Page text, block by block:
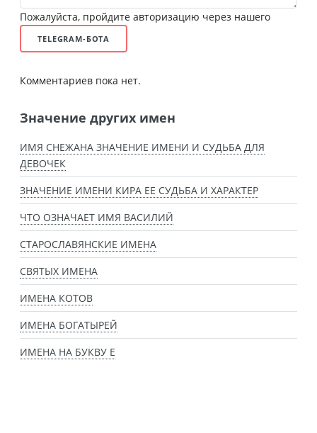
Пожалуйста, пройдите авторизацию через нашего
TELEGRAM-БОТА
Комментариев пока нет.
Значение других имен
ИМЯ СНЕЖАНА ЗНАЧЕНИЕ ИМЕНИ И СУДЬБА ДЛЯ
ДЕВОЧЕК
ЗНАЧЕНИЕ ИМЕНИ КИРА ЕЕ СУДЬБА И ХАРАКТЕР
ЧТО ОЗНАЧАЕТ ИМЯ ВАСИЛИЙ
СТАРОСЛАВЯНСКИЕ ИМЕНА
СВЯТЫХ ИМЕНА
ИМЕНА КОТОВ
ИМЕНА БОГАТЫРЕЙ
ИМЕНА НА БУКВУ Е